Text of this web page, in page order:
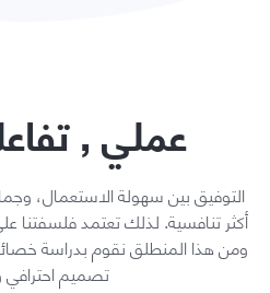
عملي ,
التوفيق بين سهولة الاستعمال،
أكثر تنافسية. لذلك تعتمد فلسفتنا
ومن هذا المنطلق نقوم بدراسة
تصميم